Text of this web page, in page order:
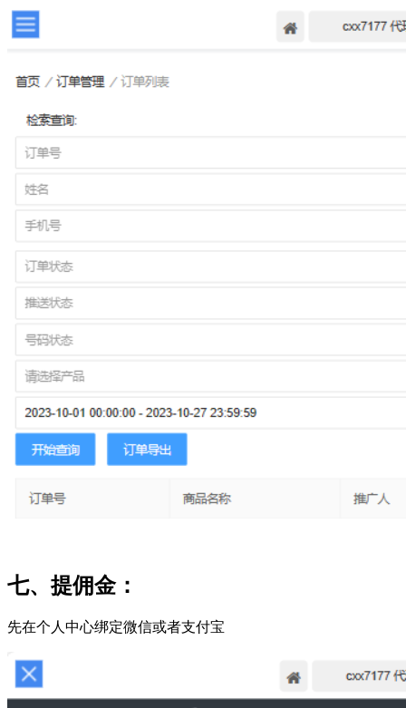
七、提佣金：
先在个人中心绑定微信或者支付宝